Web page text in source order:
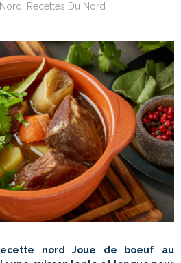
Recettes Du Nord
nord Joue de boeuf au